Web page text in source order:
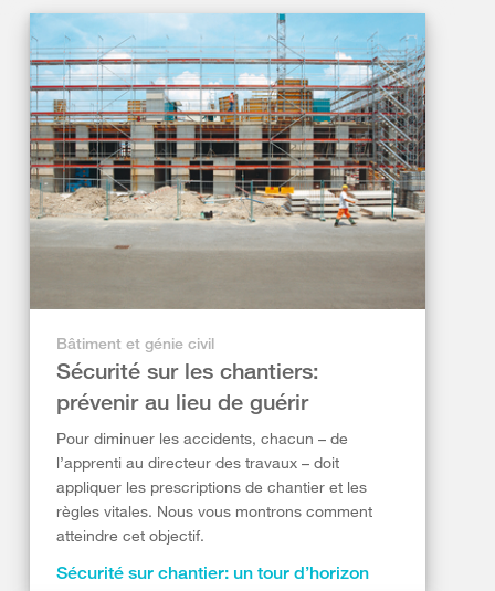
Bâtiment et génie civil
Sécurité sur les chantiers:
prévenir au lieu de guérir
Pour diminuer les accidents, chacun – de
l’apprenti au directeur des travaux – doit
appliquer les prescriptions de chantier et les
règles vitales. Nous vous montrons comment
atteindre cet objectif.
Sécurité sur chantier: un tour d’horizon